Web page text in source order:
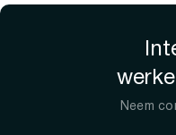
Neem